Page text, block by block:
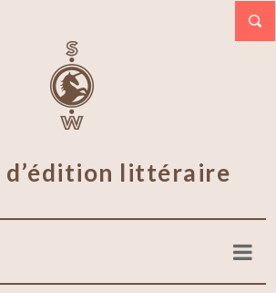
d’édition littéraire